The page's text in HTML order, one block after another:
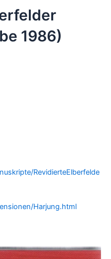
1986)
RevidierteElberfelde
Harjung.html